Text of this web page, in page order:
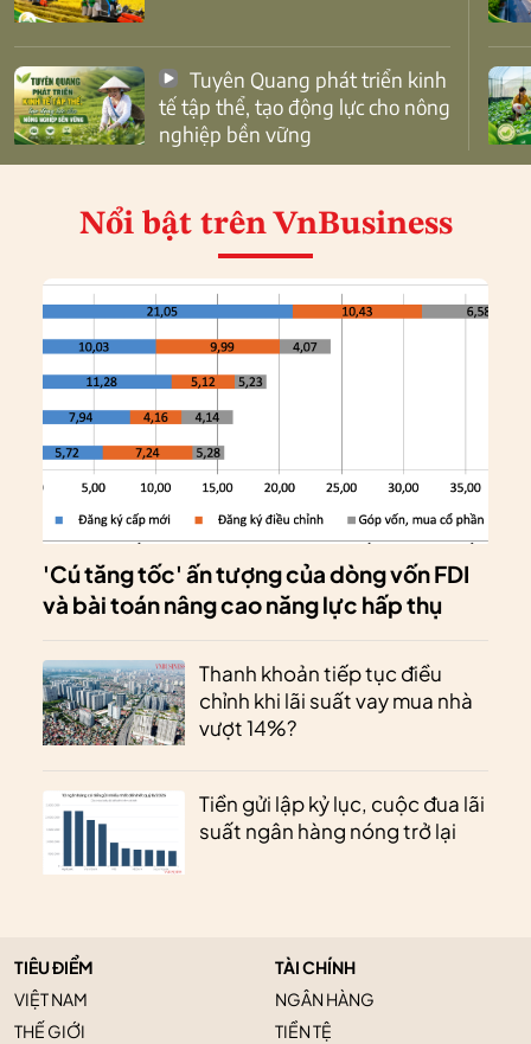
tế tập thể, tạo động lực cho nông
nghiệp bền vững
Nổi bật trên VnBusiness
'Cú tăng tốc' ấn tượng của dòng vốn FDI
và bài toán nâng cao năng lực hấp thụ
Thanh khoản tiếp tục điều
chỉnh khi lãi suất vay mua nhà
vượt 14%?
Tiền gửi lập kỷ lục, cuộc đua lãi
suất ngân hàng nóng trở lại
TIÊU ĐIỂM
VIỆT NAM
THẾ GIỚI
TÀI CHÍNH
NGÂN HÀNG
TIỀN TỆ